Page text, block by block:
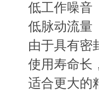
低工作噪音
低脉动流量
由于具有密
使用寿命长
适合更大的